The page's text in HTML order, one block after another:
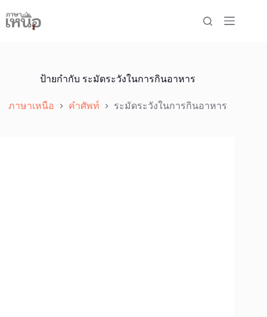
to
content
ป้ายกำกับ ระมัดระวังในการกินอาหาร
ภาษาเหนือ คำศัพท์ ระมัดระวังในการกินอาหาร